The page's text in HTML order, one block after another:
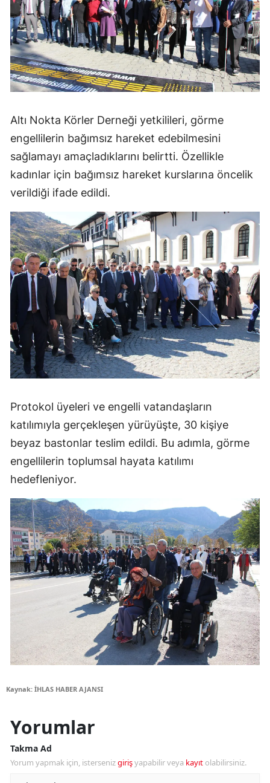
Altı Nokta Körler Derneği yetkilileri, görme
engellilerin bağımsız hareket edebilmesini
sağlamayı amaçladıklarını belirtti. Özellikle
kadınlar için bağımsız hareket kurslarına öncelik
verildiği ifade edildi.
Protokol üyeleri ve engelli vatandaşların
katılımıyla gerçekleşen yürüyüşte, 30 kişiye
beyaz bastonlar teslim edildi. Bu adımla, görme
engellilerin toplumsal hayata katılımı
hedefleniyor.
Kaynak: İHLAS HABER AJANSI
Yorumlar
Takma Ad
Yorum yapmak için, istersenizgirişyapabilir veya kayıt olabilirsiniz.